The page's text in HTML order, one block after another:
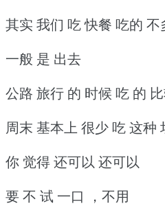
其实 我们 吃 快餐 吃的 不
一般 是 出去
公路 旅行 的 时候 吃 的
周末 基本上 很少 吃 这种
你 觉得 还可以 还可以
要 不 试 一口 ，不用